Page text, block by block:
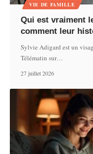
VIE DE FAMILLE
Qui est vraiment
comment leur
Sylvie Adigard est un
Télématin sur…
27 juillet 2026